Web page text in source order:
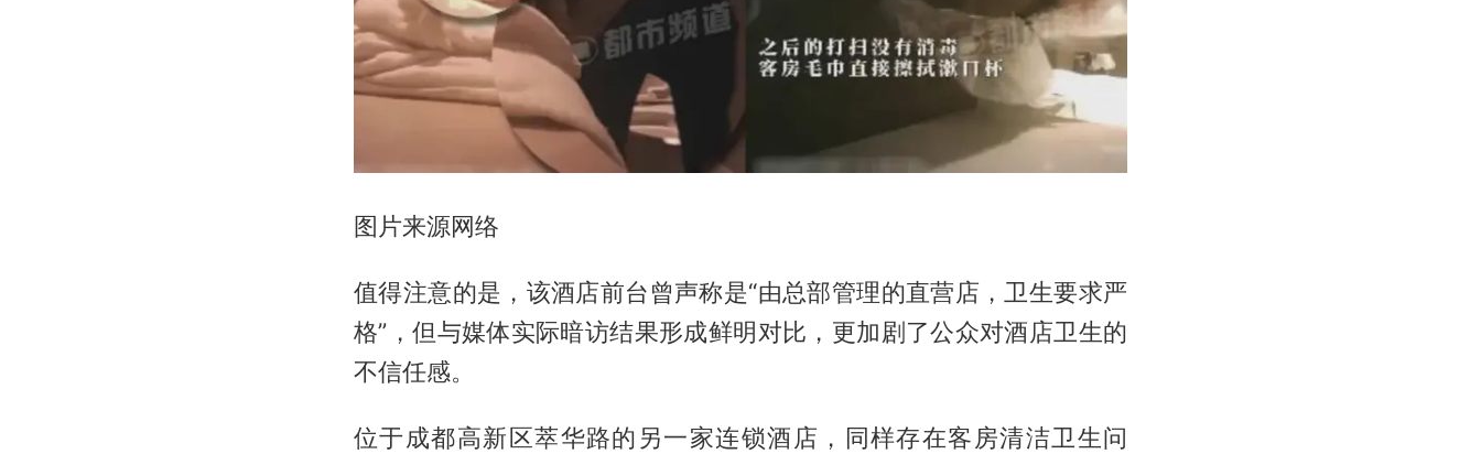
图片来源网络
值得注意的是，该酒店前台曾声称是“由总部管理的直营店，卫生要求严
格”，但与媒体实际暗访结果形成鲜明对比，更加剧了公众对酒店卫生的
不信任感。
位于成都高新区萃华路的另一家连锁酒店，同样存在客房清洁卫生问